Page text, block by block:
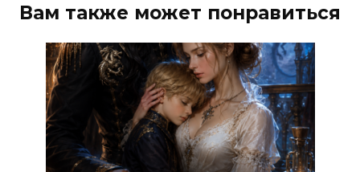
Вам также может понравиться